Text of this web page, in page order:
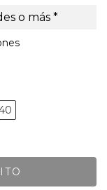
o más *